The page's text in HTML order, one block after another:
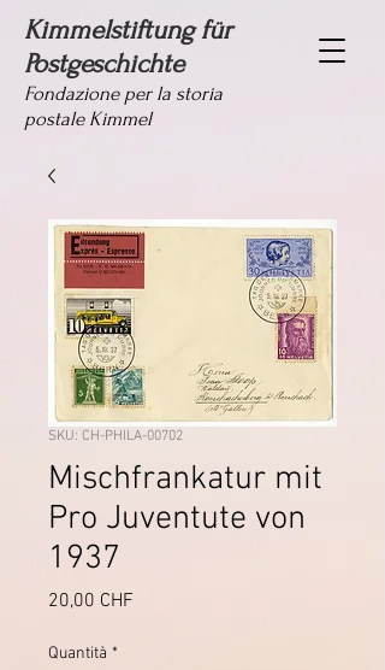
Kimmelstiftung für
Postgeschichte
Fondazione per la storia
postale Kimmel
SKU: CH-PHILA-00702
Mischfrankatur mit
Pro Juventute von
1937
20,00 CHF
Quantità *